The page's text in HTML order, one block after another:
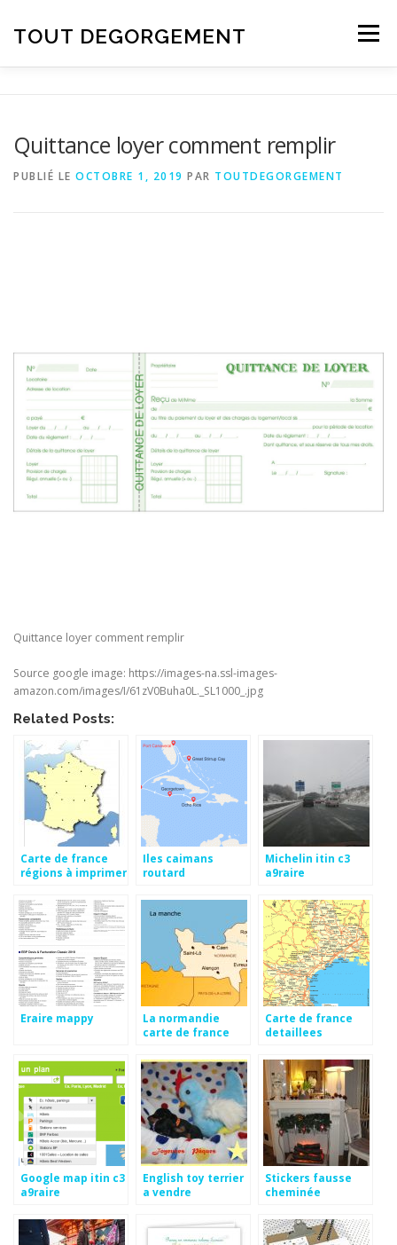
TOUT DEGORGEMENT Menu
Quittance loyer comment remplir
PUBLIÉ LE OCTOBRE 1, 2019 PAR TOUTDEGORGEMENT
Quittance loyer comment remplir
Source google image: https://images-na.ssl-images-
amazon.com/images/I/61zV0Buha0L._SL1000_.jpg
Related Posts:
Carte de france
régions à imprimer
Iles caimans
routard
Michelin itin c3
a9raire
Eraire mappy
La normandie
carte de france
Carte de france
detaillees
Google map itin c3
a9raire
English toy terrier
a vendre
Stickers fausse
cheminée